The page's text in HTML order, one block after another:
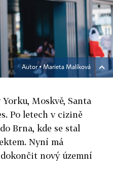
Autor ▪Marieta Malíková
Moskvě, Santa
Po letech v cizině
Brna, kde se stal
Nyní má
nový územní